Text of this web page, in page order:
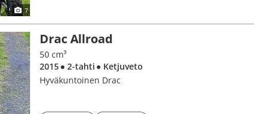
7
Drac Allroad
50 cm³
2015● 2-tahti ● Ketjuveto
Hyväkuntoinen Drac